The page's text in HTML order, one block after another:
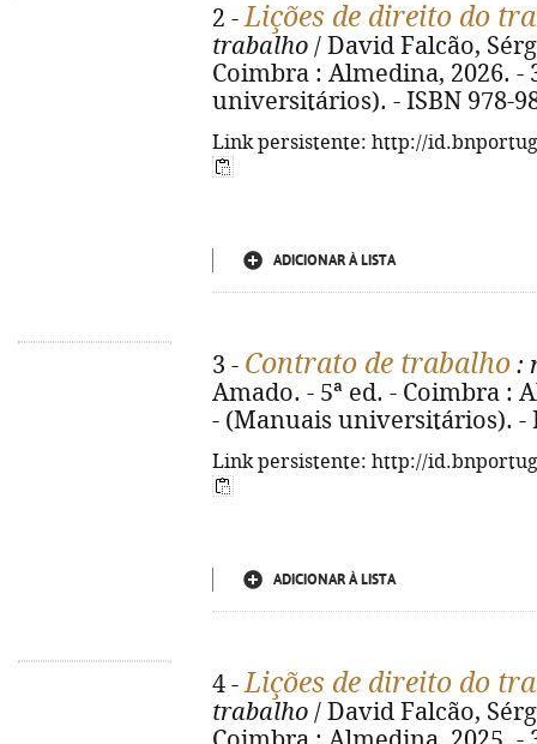
2 -Lições de direito do
trabalho / David Falcão,
Coimbra : Almedina, 2026. -
universitários). - ISBN 978-
Link persistente: http://
ADICIONAR À LISTA
3 - Contrato de trabalho :
Amado. - 5ª ed. - Coimbra :
- (Manuais universitários). -
Link persistente: http://
ADICIONAR À LISTA
4 -Lições de direito do
trabalho / David Falcão,